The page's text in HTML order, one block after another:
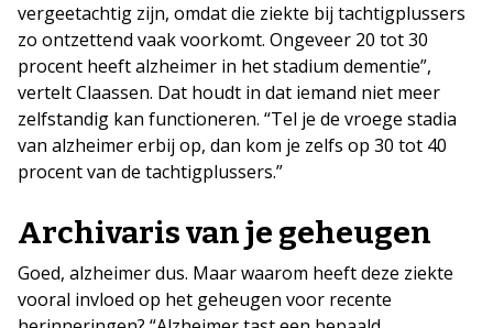
vergeetachtig zijn, omdat die ziekte bij tachtigplussers
zo ontzettend vaak voorkomt. Ongeveer 20 tot 30
procent heeft alzheimer in het stadium dementie”,
vertelt Claassen. Dat houdt in dat iemand niet meer
zelfstandig kan functioneren. “Tel je de vroege stadia
van alzheimer erbij op, dan kom je zelfs op 30 tot 40
procent van de tachtigplussers.”
Archivaris van je geheugen
Goed, alzheimer dus. Maar waarom heeft deze ziekte
vooral invloed op het geheugen voor recente